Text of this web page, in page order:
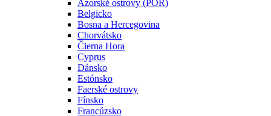
Azorské ostrovy (POR)
Belgicko
Bosna a Hercegovina
Chorvátsko
Čierna Hora
Cyprus
Dánsko
Estónsko
Faerské ostrovy
Fínsko
Francúzsko